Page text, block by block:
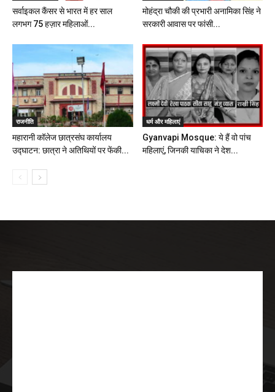
सर्वाइकल कैंसर से भारत में हर साल
लगभग 75 हज़ार महिलाओं...
मोहंद्रा चौकी की प्रभारी अनामिका सिंह ने
सरकारी आवास पर फांसी...
राजनीति
महारानी कॉलेज छात्रसंघ कार्यालय
उद्घाटन: छात्रा ने अतिथियों पर फेंकी...
धर्म और महिलाएं
Gyanvapi Mosque: ये हैं वो पांच
महिलाएं, जिनकी याचिका ने देश...